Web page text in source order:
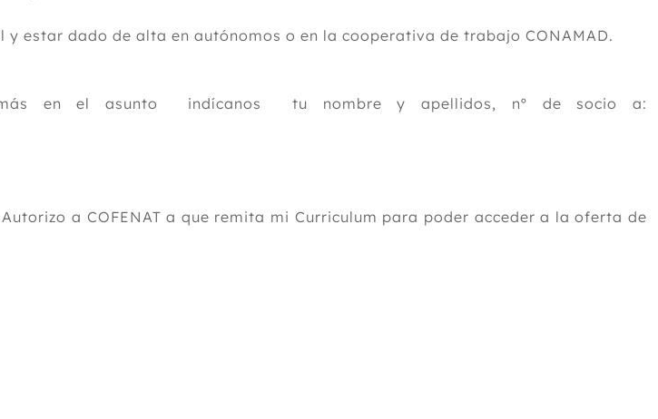
y estar dado de alta en autónomos o en la cooperativa de trabajo CONAMAD.
en el asunto indícanos tu nombre y apellidos, nº de socio a:
a COFENAT a que remita mi Curriculum para poder acceder a la oferta de